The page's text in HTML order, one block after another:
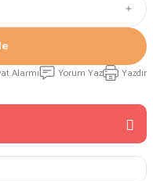
Alarmı Yorum Yaz Yazdır